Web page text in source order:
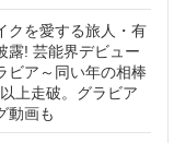
クを愛する旅人・有
露! 芸能界デビュー
ビア～同い年の相棒
上走破。グラビア
動画も